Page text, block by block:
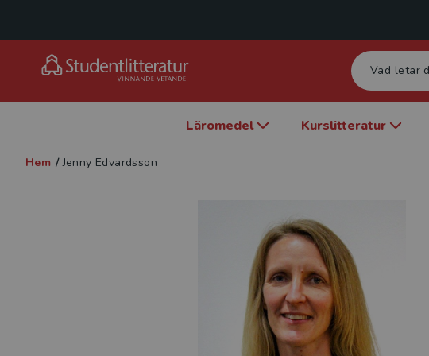
Läromedel Kurslitteratur
Hem / Jenny Edvardsson